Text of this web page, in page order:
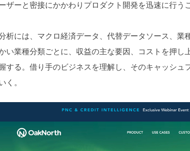
ザーと密接にかかわりプロダクト開発を迅速に行う
析には、マクロ経済データ、代替データソース、業
い業種分類ごとに、収益の主な要因、コストを押し
する。借り手のビジネスを理解し、そのキャッシュ
く。